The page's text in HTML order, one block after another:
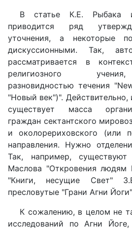
В статье К.Е. Рыбака
приводится ряд
уточнения, а некоторые
дискуссионными. Так,
рассматривается в
религиозного
разновидностью течения
"Новый век")".
существует масса
граждан сектантского
и околорериховского (или
направления. Нужно
Так, например,
Маслова "Откровения людям
"Книги, несущие Свет"
пресловутые "Грани Агни
К сожалению, в целом не
исследований по Агни